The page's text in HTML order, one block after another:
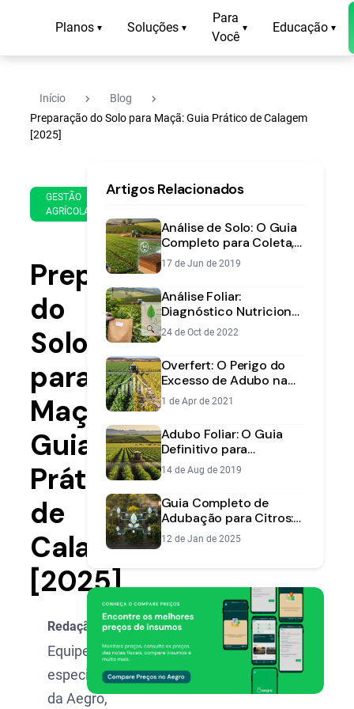
Planos ▾ Soluções ▾
Para
Você
▾ Educação ▾
Início navigate_next Blog navigate_next
Preparação do Solo para Maçã: Guia Prático de Calagem
[2025]
GESTÃO
AGRÍCOLA
de
de
2025
min
leitura
Preparação
do
Solo
para
Maçã:
Guia
Prático
de
Calagem
[2025]
Redação Aegro
Equipe de
especialistas
da Aegro,
Artigos Relacionados
Análise de Solo: O Guia
Completo para Coleta,
Interpretação e Manejo
17 de Jun de 2019
Análise Foliar:
Diagnóstico Nutricional
para Maior
Produtividade
24 de Oct de 2022
Overfert: O Perigo do
Excesso de Adubo na
Lavoura e Como Evitá-
lo
1 de Apr de 2021
Adubo Foliar: O Guia
Definitivo para
Aplicação Correta em
Sua Lavoura
14 de Aug de 2019
Guia Completo de
Adubação para Citros:
Do Nutriente Certo à
Aplicação Eficiente
12 de Jan de 2025